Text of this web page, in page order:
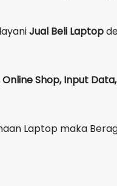
Jual Beli Laptop
Online Shop, Input
Laptop maka